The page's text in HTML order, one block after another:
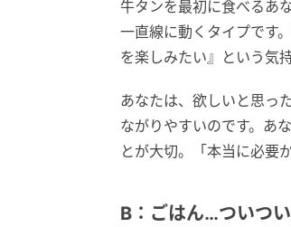
牛タンを最初に食べるあ
一直線に動くタイプです
を楽しみたい』という気
あなたは、欲しいと思っ
ながりやすいのです。あ
とが大切。「本当に必要
B：ごはん…ついつ